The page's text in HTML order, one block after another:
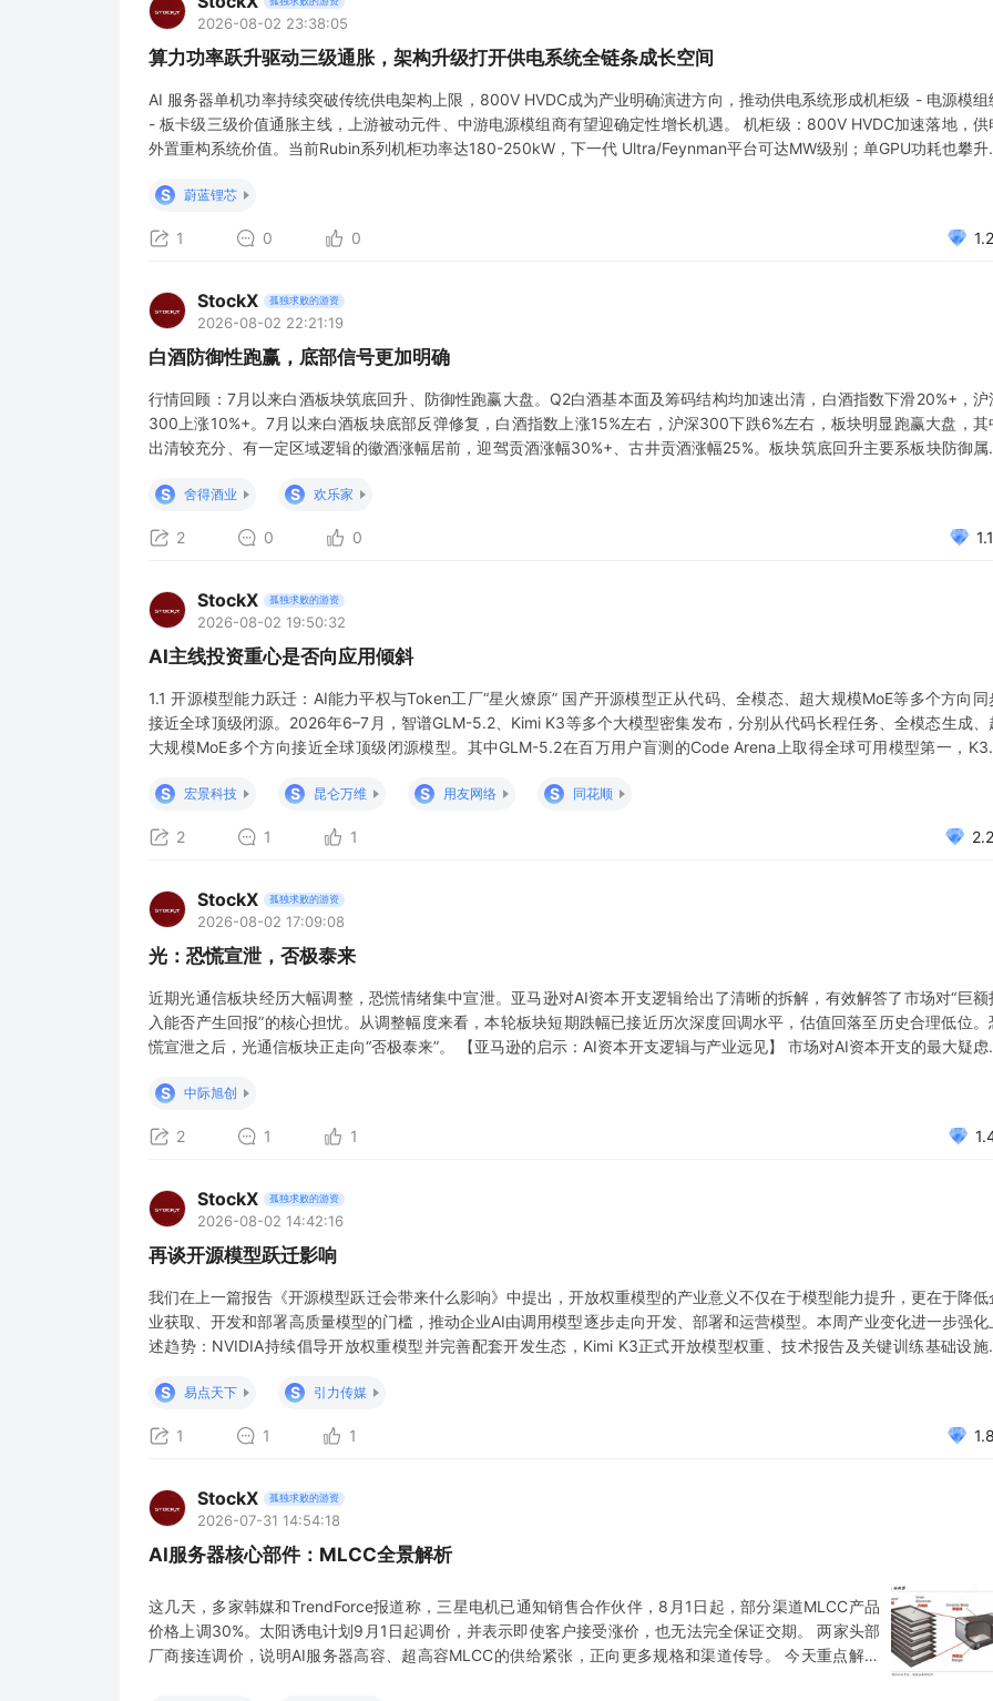
2026-08-02 23:38:05
算力功率跃升驱动三级通胀，架构升级打开供电系统全链条成长空间
AI 服务器单机功率持续突破传统供电架构上限，800V HVDC成为产业明确演进方向，推动供电系统形成机柜级 - 电源模组
- 板卡级三级价值通胀主线，上游被动元件、中游电源模组商有望迎确定性增长机遇。 机柜级：800V HVDC加速落地，供
外置重构系统价值。当前Rubin系列机柜功率达180-250kW，下一代 Ultra/Feynman平台可达MW级别；单GPU功耗也攀升
S
蔚蓝锂芯
1 0 0
StockX 孤独求败的游资
2026-08-02 22:21:19
白酒防御性跑赢，底部信号更加明确
行情回顾：7月以来白酒板块筑底回升、防御性跑赢大盘。Q2白酒基本面及筹码结构均加速出清，白酒指数下滑20%+，沪
300上涨10%+。7月以来白酒板块底部反弹修复，白酒指数上涨15%左右，沪深300下跌6%左右，板块明显跑赢大盘，其
出清较充分、有一定区域逻辑的徽酒涨幅居前，迎驾贡酒涨幅30%+、古井贡酒涨幅25%。板块筑底回升主要系板块防御属
然偏平淡，市场情绪及信心趋弱，同时五粮
S 舍得酒业 S 欢乐家
2 0 0
StockX 孤独求败的游资
2026-08-02 19:50:32
AI主线投资重心是否向应用倾斜
1.1 开源模型能力跃迁：AI能力平权与Token工厂“星火燎原” 国产开源模型正从代码、全模态、超大规模MoE等多个方向同
接近全球顶级闭源。2026年6–7月，智谱GLM-5.2、Kimi K3等多个大模型密集发布，分别从代码长程任务、全模态生成、
大规模MoE多个方向接近全球顶级闭源模型。其中GLM-5.2在百万用户盲测的Code Arena上取得全球可用模型第一，K3
S
宏景科技 S 昆仑万维 S 用友网络 S 同花顺
2 1 1
StockX 孤独求败的游资
2026-08-02 17:09:08
光：恐慌宣泄，否极泰来
近期光通信板块经历大幅调整，恐慌情绪集中宣泄。亚马逊对AI资本开支逻辑给出了清晰的拆解，有效解答了市场对“巨额
入能否产生回报”的核心担忧。从调整幅度来看，本轮板块短期跌幅已接近历次深度回调水平，估值回落至历史合理低位。
慌宣泄之后，光通信板块正走向“否极泰来”。 【亚马逊的启示：AI资本开支逻辑与产业远见】 市场对AI资本开支的最大疑虑
逊将AI资本投资拆分为数据中心与服务器/网
S 中际旭创
2 1 1
StockX 孤独求败的游资
2026-08-02 14:42:16
再谈开源模型跃迁影响
我们在上一篇报告《开源模型跃迁会带来什么影响》中提出，开放权重模型的产业意义不仅在于模型能力提升，更在于降低
业获取、开发和部署高质量模型的门槛，推动企业AI由调用模型逐步走向开发、部署和运营模型。本周产业变化进一步强化
述趋势：NVIDIA持续倡导开放权重模型并完善配套开发生态，Kimi K3正式开放模型权重、技术报告及关键训练基础设施
Luna价
S 易点天下 S 引力传媒
1 1 1
StockX 孤独求败的游资
2026-07-31 14:54:18
AI服务器核心部件：MLCC全景解析
这几天，多家韩媒和TrendForce报道称，三星电机已通知销售合作伙伴，8月1日起，部分渠道MLCC产品
价格上调30%。太阳诱电计划9月1日起调价，并表示即使客户接受涨价，也无法完全保证交期。 两家头部
厂商接连调价，说明AI服务器高容、超高容MLCC的供给紧张，正向更多规格和渠道传导。 今天重点解读